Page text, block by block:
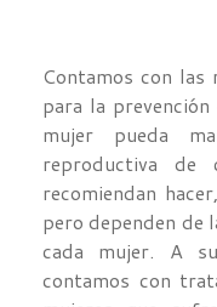
Contamos con las
para la
mujer pueda
reproductiva de
recomiendan
pero dependen de
cada mujer. A
contamos con